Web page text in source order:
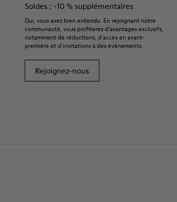
Soldes : -10 % supplémentaires
Oui, vous avez bien entendu. En rejoignant notre
communauté, vous profiterez d’avantages exclusifs,
notamment de réductions, d’accès en avant-
première et d’invitations à des événements.
Rejoignez-nous